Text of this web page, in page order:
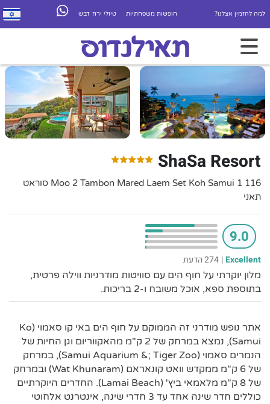
למה להזמין אצלנו? חופשות משפחתיות טיולי ירח דבש
ShaSa Resort
116 1 Moo 2 Tambon Mared Laem Set Koh Samui סוראט
תאני
9.0
Excellent
| 274 הדעת
מלון יוקרתי על חוף הים עם סוויטות מודרניות ווילה פרטית,
בתוספת ספא, אוכל משובח ו-2 בריכות.
אתר נופש מודרני זה הממוקם על חוף הים באי קו סאמוי (Ko
Samui), נמצא במרחק של 2 ק"מ מהאקווריום וגן החיות של
הנמרים סאמוי (Samui Aquarium &; Tiger Zoo), במרחק
של 6 ק"מ ממקדש וואט קונאראם (Wat Khunaram) ובמרחק
של 8 ק"מ מלאמאי ביץ' (Lamai Beach). החדרים היוקרתיים
כוללים חדר שינה אחד עד 3 חדרי שינה, אינטרנט אלחוטי